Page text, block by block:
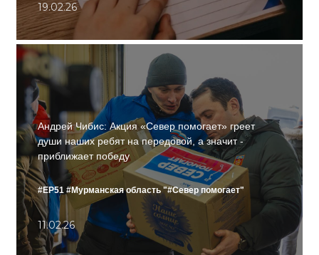
19.02.26
Андрей Чибис: Акция «Север помогает» греет
души наших ребят на передовой, а значит -
приближает победу
#ЕР51 #Мурманская область "#Север помогает"
11.02.26